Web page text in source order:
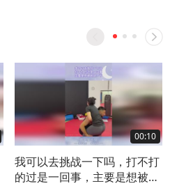
00:10
我可以去挑战一下吗，打不打
的过是一回事，主要是想被她